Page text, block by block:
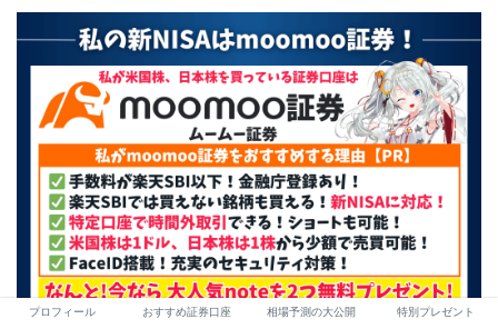
プロフィール おすすめ証券口座 相場予測の大公開 特別プレゼント